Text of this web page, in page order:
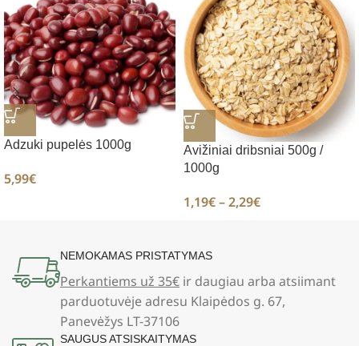
Adzuki pupelės 1000g
5,99€
Avižiniai dribsniai 500g /
1000g
1,19€–2,29€
NEMOKAMAS PRISTATYMAS
Perkantiems už 35€ ir daugiau arba atsiimant
parduotuvėje adresu Klaipėdos g. 67,
Panevėžys LT-37106
SAUGUS ATSISKAITYMAS